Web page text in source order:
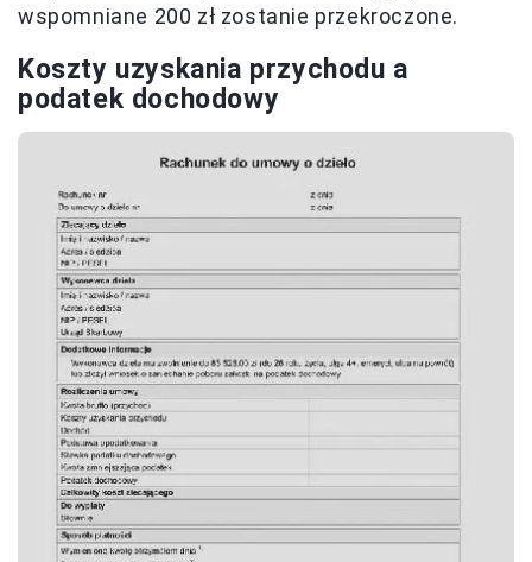
wspomniane 200 zł zostanie przekroczone.
Koszty uzyskania przychodu a
podatek dochodowy